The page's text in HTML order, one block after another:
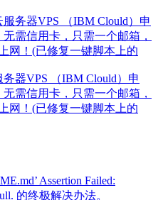
器VPS （IBM Clould）申
需信用卡，只需一个邮箱，
网！(已修复一键脚本上的